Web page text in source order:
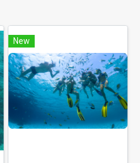
New